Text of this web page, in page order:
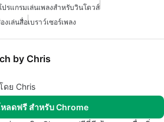
ปรแกรมเล่นเพลงสำหรับวินโดวส์
องเล่นสื่อเบราว์เซอร์เพลง
by Chris
ดย Chris
ลดฟรี สำหรับ Chrome